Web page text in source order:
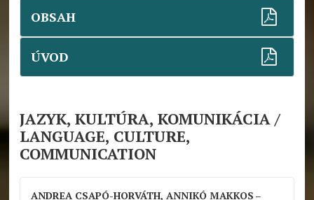
OBSAH
ÚVOD
JAZYK, KULTÚRA, KOMUNIKÁCIA /
LANGUAGE, CULTURE,
COMMUNICATION
ANDREA CSAPÓ-HORVÁTH, ANNIKÓ MAKKOS –